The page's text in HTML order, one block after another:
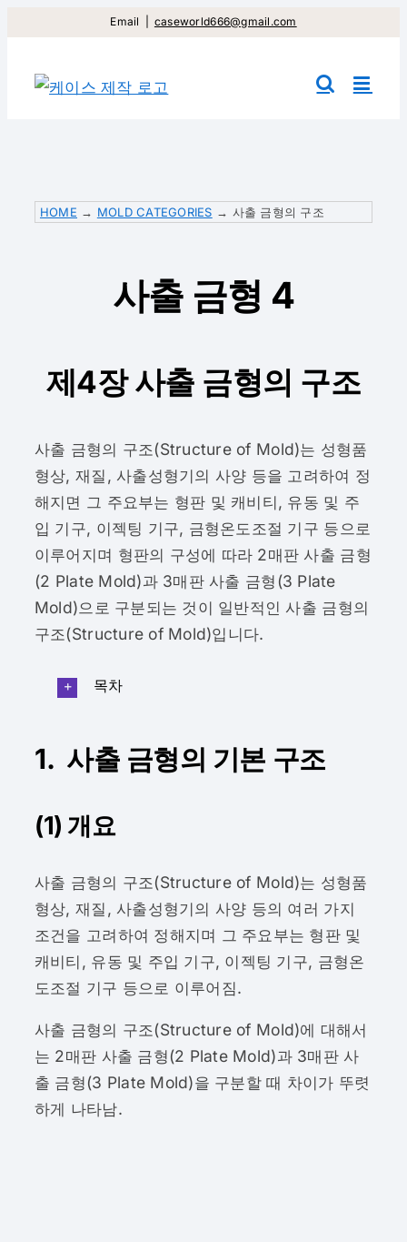
Email caseworld666@gmail.com
HOME → MOLD CATEGORIES → 사출 금형의 구조
사출 금형 4
제4장 사출 금형의 구조
사출 금형의 구조(Structure of Mold)는 성형품
형상, 재질, 사출성형기의 사양 등을 고려하여 정
해지면 그 주요부는 형판 및 캐비티, 유동 및 주
입 기구, 이젝팅 기구, 금형온도조절 기구 등으로
이루어지며 형판의 구성에 따라 2매판 사출 금형
(2 Plate Mold)과 3매판 사출 금형(3 Plate
Mold)으로 구분되는 것이 일반적인 사출 금형의
구조(Structure of Mold)입니다.
목차
1. 사출 금형의 기본 구조
(1) 개요
사출 금형의 구조(Structure of Mold)는 성형품
형상, 재질, 사출성형기의 사양 등의 여러 가지
조건을 고려하여 정해지며 그 주요부는 형판 및
캐비티, 유동 및 주입 기구, 이젝팅 기구, 금형온
도조절 기구 등으로 이루어짐.
사출 금형의 구조(Structure of Mold)에 대해서
는 2매판 사출 금형(2 Plate Mold)과 3매판 사
출 금형(3 Plate Mold)을 구분할 때 차이가 뚜렷
하게 나타남.